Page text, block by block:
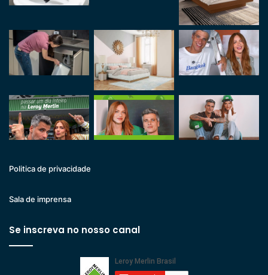
Politica de privacidade
Sala de imprensa
Se inscreva no nosso canal